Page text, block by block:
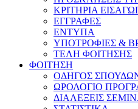
ΚΡΙΤΗΡΙΑ
ΕΓΓΡΑΦΕΣ
ΕΝΤΥΠΑ
ΥΠΟΤΡΟΦΙΕΣ &
ΤΕΛΗ ΦΟΙΤΗΣΗΣ
ΦΟΙΤΗΣΗ
ΟΔΗΓΟΣ
ΩΡΟΛΟΓΙΟ
ΔΙΑΛΕΞΕΙΣ